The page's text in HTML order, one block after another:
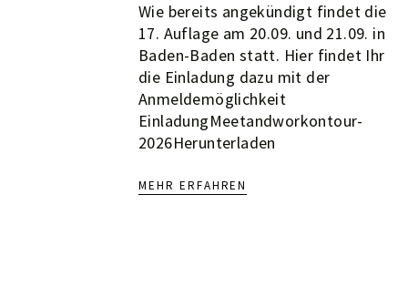
Wie bereits angekündigt findet die
17. Auflage am 20.09. und 21.09. in
Baden-Baden statt. Hier findet Ihr
die Einladung dazu mit der
Anmeldemöglichkeit
EinladungMeetandworkontour-
2026Herunterladen
MEHR ERFAHREN